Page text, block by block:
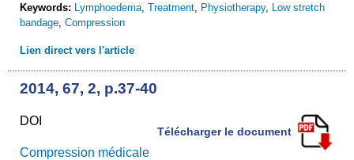
Keywords: Lymphoedema Treatment Physiotherapy,
Low stretch
bandage Compression
Lien direct vers l'article
2014, 67, 2, p.37-40
DOI
Télécharger le document
Compression médicale